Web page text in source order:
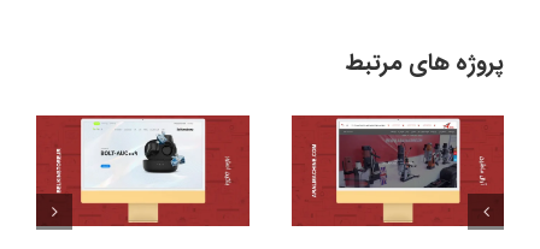
پروژه های مرتبط